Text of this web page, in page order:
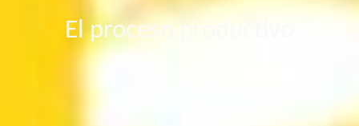
El proceso productivo